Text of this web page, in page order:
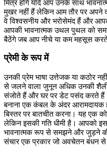
मित्र होंगे यदि आप उनके साथ
मुखर नहीं हैं लेकिन आम तौर पर अपने
वे विश्वसनीय और भरोसेमंद हैं और
आपकी भावनात्मक उथल पुथल को
बैठेंगे जब आप नीचे या कम महसूस
प्रेमी के रूप में
उनकी प्रेम भाषा उत्तेजक या कठोर
से जलने वाला जुनून अधिक उनकी
संजोते हैं और घर पर डेट पसंद करते
बनाना एक कंबल के अंदर आरामदायक
बिस्तर पर बातचीत करना। यह एक
लेकिन इसकी गति धीमी है। आपको
भावनात्मक रूप से समझने और जुड़ने
संचार एक प्रकार जो अवचेतन बंधन से